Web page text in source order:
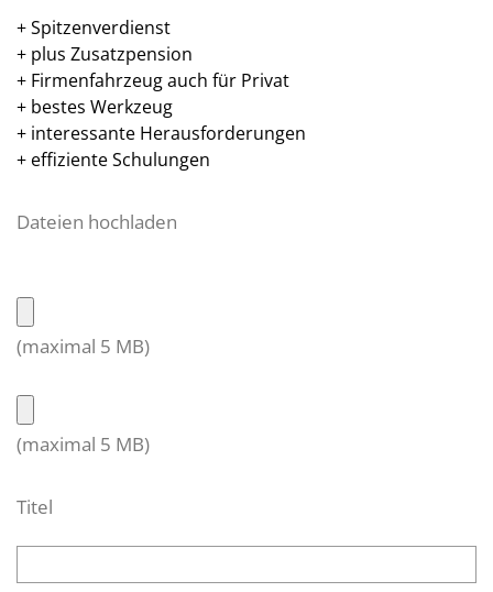
+ Spitzenverdienst
+ plus Zusatzpension
+ Firmenfahrzeug auch für Privat
+ bestes Werkzeug
+ interessante Herausforderungen
+ effiziente Schulungen
Dateien hochladen
(maximal 5 MB)
(maximal 5 MB)
Titel